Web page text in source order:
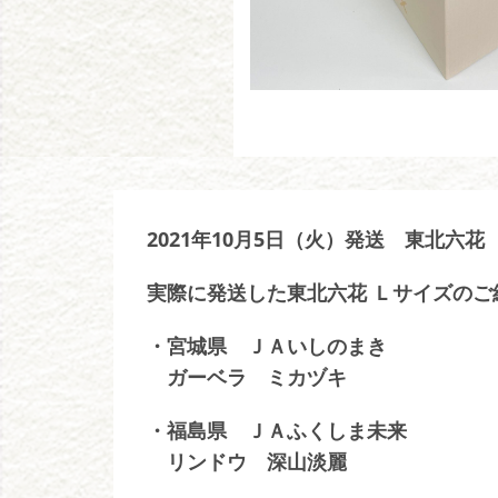
2021年10月5日（火）発送 東北六花
実際に発送した東北六花 Ｌサイズの
・宮城県 ＪＡいしのまき
ガーベラ ミカヅキ
・福島県 ＪＡふくしま未来
リンドウ 深山淡麗